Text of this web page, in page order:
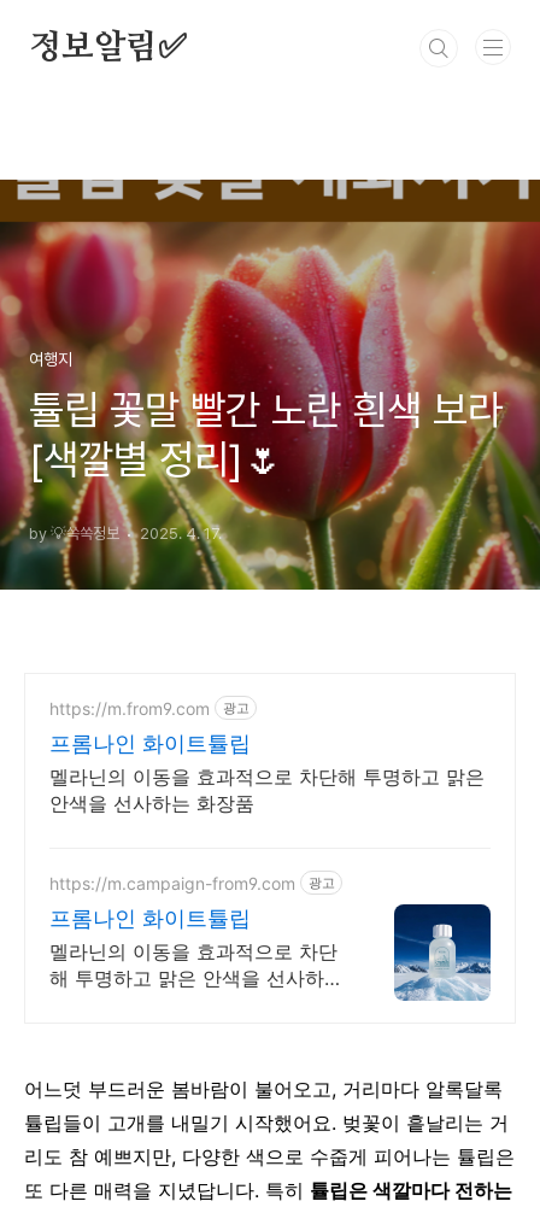
정보알림✅
여행지
튤립 꽃말 빨간 노란 흰색 보라
[색깔별 정리]🌷
by 💡쏙쏙정보 2025. 4. 17.
https://m.from9.com 광고
프롬나인 화이트튤립
멜라닌의 이동을 효과적으로 차단해 투명하고 맑은
안색을 선사하는 화장품
https://m.campaign-from9.com 광고
프롬나인 화이트튤립
멜라닌의 이동을 효과적으로 차단
해 투명하고 맑은 안색을 선사하는
어느덧 부드러운 봄바람이 불어오고, 거리마다 알록달록
튤립들이 고개를 내밀기 시작했어요. 벚꽃이 흩날리는 거
리도 참 예쁘지만, 다양한 색으로 수줍게 피어나는 튤립은
또 다른 매력을 지녔답니다. 특히 튤립은 색깔마다 전하는